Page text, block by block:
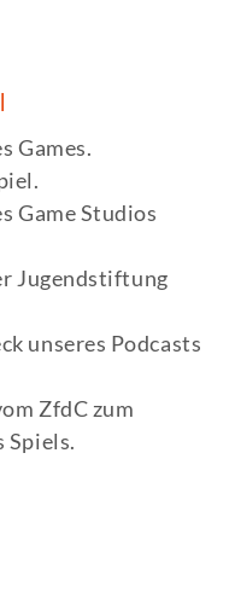
Games.
Game Studios
Jugendstiftung
unseres Podcasts
ZfdC zum
Spiels.